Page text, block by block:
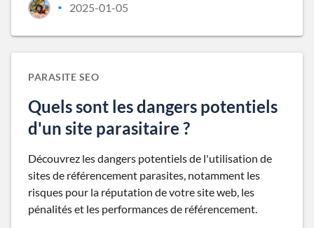
• 2025-01-05
PARASITE SEO
Quels sont les dangers potentiels
d'un site parasitaire ?
Découvrez les dangers potentiels de l'utilisation de
sites de référencement parasites, notamment les
risques pour la réputation de votre site web, les
pénalités et les performances de référencement.